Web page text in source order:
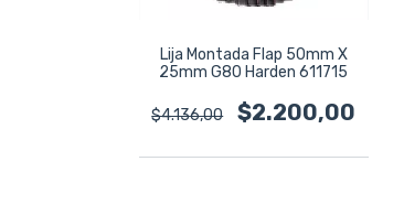
Lija Montada Flap 50mm X
25mm G80 Harden 611715
$4.136,00 $2.200,00